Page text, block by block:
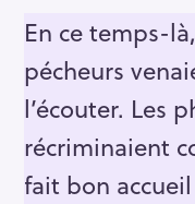
En ce temps-
pécheurs
l’écouter. Les
récriminaient
fait bon